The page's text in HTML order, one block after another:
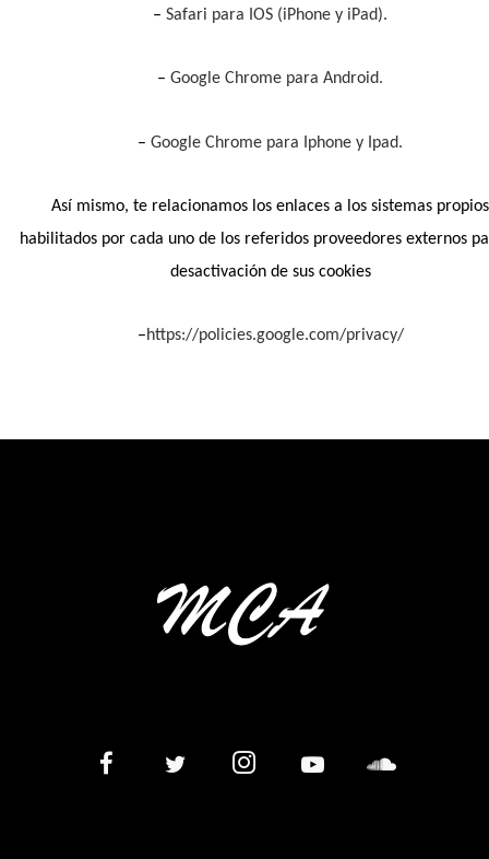
–Safari para IOS (iPhone y iPad).
–Google Chrome para Android.
–Google Chrome para Iphone y Ipad.
Así mismo, te relacionamos los enlaces a los sistemas propios
habilitados por cada uno de los referidos proveedores externos
desactivación de sus cookies
–https://policies.google.com/privacy/